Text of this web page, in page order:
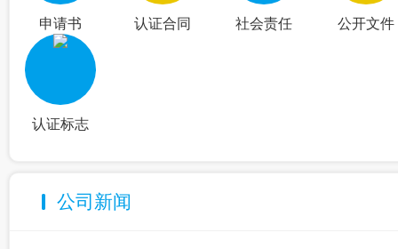
申请书 认证合同 社会责任 公开文件
认证标志
公司新闻